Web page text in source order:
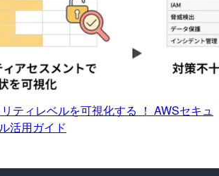
ティレベルを可視化する ！ AWSセキュ
活用ガイド